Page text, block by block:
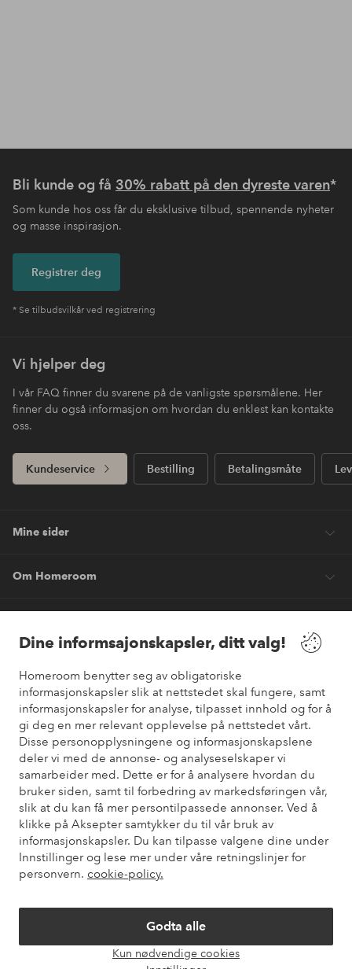
Dine informsajonskapsler, ditt valg!
Homeroom benytter seg av obligatoriske
informasjonskapsler slik at nettstedet skal fungere, samt
informasjonskapsler for analyse, tilpasset innhold og for å
gi deg en mer relevant opplevelse på nettstedet vårt.
Disse personopplysningene og informasjonskapslene
deler vi med de annonse- og analyseselskaper vi
samarbeider med. Dette er for å analysere hvordan du
bruker siden, samt til forbedring av markedsføringen vår,
slik at du kan få mer persontilpassede annonser. Ved å
klikke på Aksepter samtykker du til vår bruk av
informasjonskapsler. Du kan tilpasse valgene dine under
Innstillinger og lese mer under våre retningslinjer for
personvern. cookie-policy.
Godta alle
Kun nødvendige cookies
Bli kunde og få 30% rabatt på den dyreste varen*
Som kunde hos oss får du eksklusive tilbud, spennende nyheter
og masse inspirasjon.
Registrer deg
* Se tilbudsvilkår ved registrering
Vi hjelper deg
I vår FAQ finner du svarene på de vanligste spørsmålene. Her
finner du også informasjon om hvordan du enklest kan kontakte
oss.
Kundeservice Bestilling Betalingsmåte
Mine sider
Om Homeroom
Venner
Sikre betalinger
Vil du vite mer om våre betalingsalternativer?
elpy